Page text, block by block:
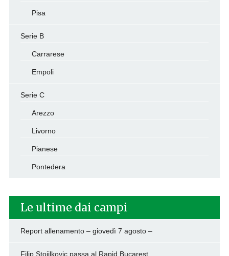
Pisa
Serie B
Carrarese
Empoli
Serie C
Arezzo
Livorno
Pianese
Pontedera
Le ultime dai campi
Report allenamento – giovedì 7 agosto –
Filip Stojilkovic passa al Rapid Bucarest